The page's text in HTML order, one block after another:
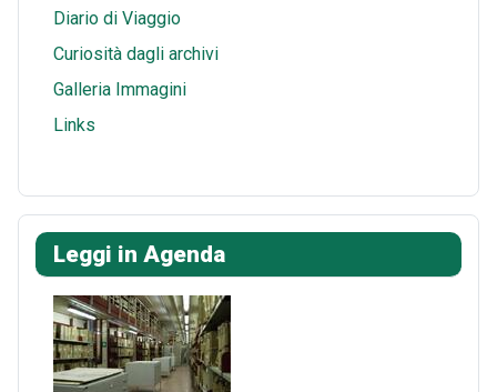
Diario di Viaggio
Curiosità dagli archivi
Galleria Immagini
Links
Leggi in Agenda